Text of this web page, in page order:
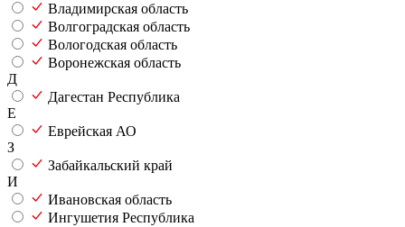
Владимирская область
Волгоградская область
Вологодская область
Воронежская область
Д
Дагестан Республика
Е
Еврейская АО
З
Забайкальский край
И
Ивановская область
Ингушетия Республика